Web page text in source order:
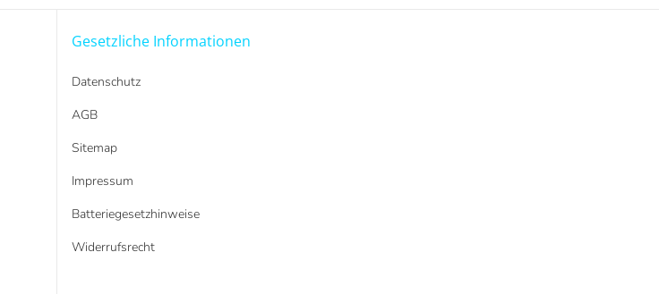
Gesetzliche Informationen
Datenschutz
AGB
Sitemap
Impressum
Batteriegesetzhinweise
Widerrufsrecht